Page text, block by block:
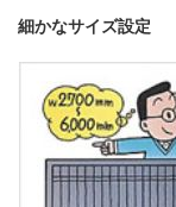
細かなサイズ設定